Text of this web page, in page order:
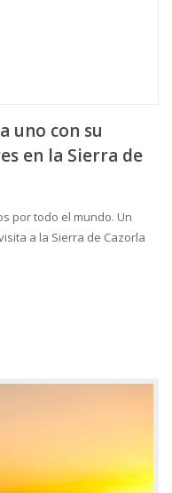
uno con su
en la Sierra de
por todo el mundo. Un
a la Sierra de Cazorla